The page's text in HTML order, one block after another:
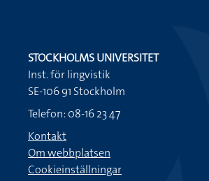
STOCKHOLMS UNIVERSITET
Inst. för lingvistik
SE-106 91 Stockholm
Telefon: 08-16 23 47
Kontakt
Om webbplatsen
Cookieinställningar